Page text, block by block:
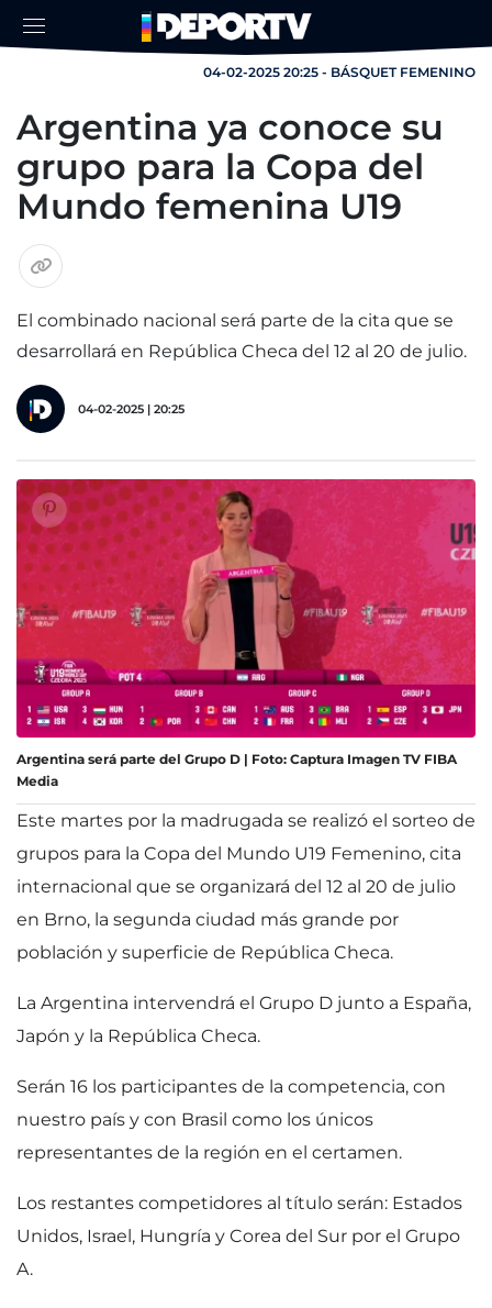
04-02-2025 20:25 - BÁSQUET FEMENINO
Argentina ya conoce su
grupo para la Copa del
Mundo femenina U19
El combinado nacional será parte de la cita que se
desarrollará en República Checa del 12 al 20 de julio.
04-02-2025 | 20:25
Argentina será parte del Grupo D | Foto: Captura Imagen TV FIBA
Media
Este martes por la madrugada se realizó el sorteo de
grupos para la Copa del Mundo U19 Femenino, cita
internacional que se organizará del 12 al 20 de julio
en Brno, la segunda ciudad más grande por
población y superficie de República Checa.
La Argentina intervendrá el Grupo D junto a España,
Japón y la República Checa.
Serán 16 los participantes de la competencia, con
nuestro país y con Brasil como los únicos
representantes de la región en el certamen.
Los restantes competidores al título serán: Estados
Unidos, Israel, Hungría y Corea del Sur por el Grupo
A.